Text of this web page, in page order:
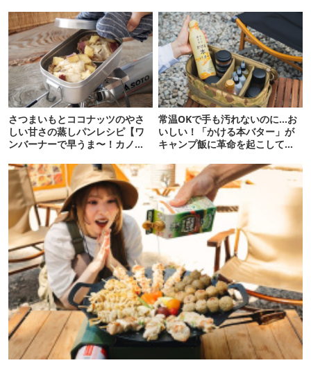
さつまいもとココナッツのやさ
しい甘さの蒸しパンレシピ【ワ
ンバーナーで早うま〜！カノウ
常温OKで手も汚れないのに…お
いしい！「かける本バター」が
キャンプ飯に革命を起こしてく